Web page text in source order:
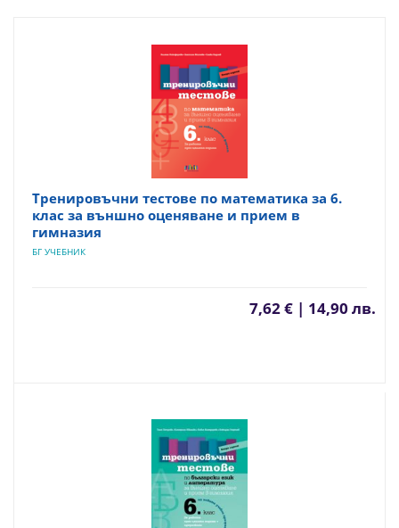
Тренировъчни тестове по математика за 6.
клас за външно оценяване и прием в
гимназия
БГ УЧЕБНИК
7,62 € | 14,90 лв.